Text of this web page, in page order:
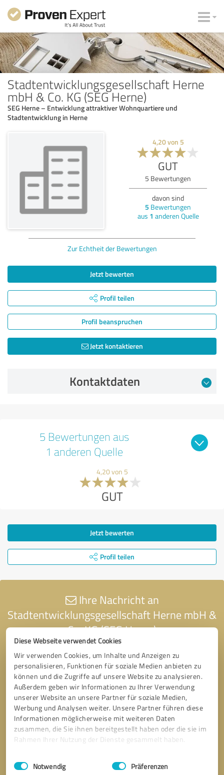
Diese Webseite verwendet Cookies
Wir verwenden Cookies, um Inhalte und Anzeigen zu
personalisieren, Funktionen für soziale Medien anbieten zu
können und die Zugriffe auf unsere Website zu analysieren.
Außerdem geben wir Informationen zu Ihrer Verwendung
unserer Website an unsere Partner für soziale Medien,
Werbung und Analysen weiter. Unsere Partner führen diese
Informationen möglicherweise mit weiteren Daten
zusammen, die Sie ihnen bereitgestellt haben oder die sie im
Rahmen Ihrer Nutzung der Dienste gesammelt haben.
Impressum Datenschutzbestimmungen
Einwilligungsauswahl
Notwendig Präferenzen
Stadtentwicklungsgesellschaft Herne
mbH & Co. KG (SEG Herne)
SEG Herne – Entwicklung attraktiver Wohnquartiere und
Stadtentwicklung in Herne
4,20von 5
GUT
5 Bewertungen
davon sind
5 Bewertungen
aus 1 anderen Quelle
Zur Echtheit der Bewertungen
Jetzt bewerten
Profil teilen
Profil beanspruchen
Jetzt kontaktieren
Kontaktdaten
5 Bewertungen aus
1 anderen Quelle
4,20 von 5
GUT
Jetzt bewerten
Profil teilen
Ihre Nachricht an
Stadtentwicklungsgesellschaft Herne mbH &
Co. KG (SEG Herne)